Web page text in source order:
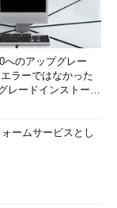
へのアップグレー
エラーではなかった
ードインストール
ームサービスとし